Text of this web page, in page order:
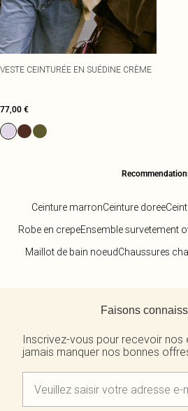
VESTE CEINTURÉE EN SUÉDINE CRÈME
77,00 €
Ceinture marronCeinture doree
Robe en crepeEnsemble survetement
Maillot de bain noeudChaussures
Faisons
Inscrivez-vous pour recevoir nos
jamais manquer nos bonnes